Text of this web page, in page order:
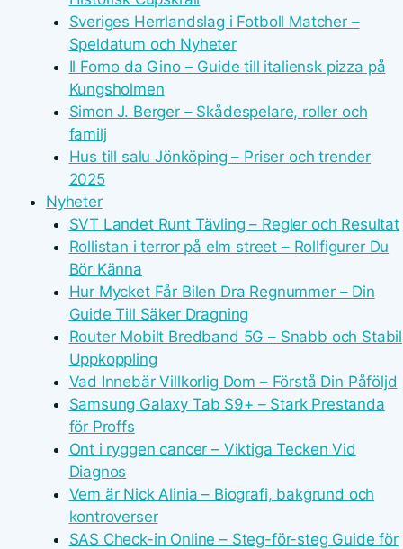
Sveriges Herrlandslag i Fotboll Matcher –
Speldatum och Nyheter
Il Forno da Gino – Guide till italiensk pizza på
Kungsholmen
Simon J. Berger – Skådespelare, roller och
familj
Hus till salu Jönköping – Priser och trender
2025
Nyheter
SVT Landet Runt Tävling – Regler och Resultat
Rollistan i terror på elm street – Rollfigurer Du
Bör Känna
Hur Mycket Får Bilen Dra Regnummer – Din
Guide Till Säker Dragning
Router Mobilt Bredband 5G – Snabb och Stabil
Uppkoppling
Vad Innebär Villkorlig Dom – Förstå Din Påföljd
Samsung Galaxy Tab S9+ – Stark Prestanda
för Proffs
Ont i ryggen cancer – Viktiga Tecken Vid
Diagnos
Vem är Nick Alinia – Biografi, bakgrund och
kontroverser
SAS Check-in Online – Steg-för-steg Guide för